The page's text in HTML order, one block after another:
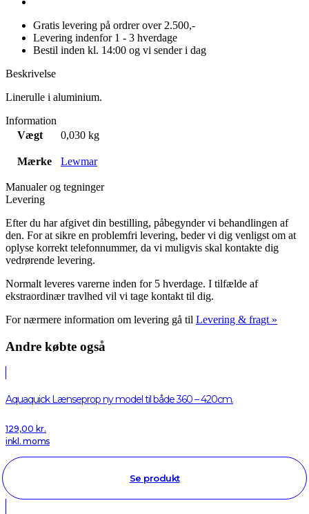
Gratis levering på ordrer over 2.500,-
Levering indenfor 1 - 3 hverdage
Bestil inden kl. 14:00 og vi sender i dag
Beskrivelse
Linerulle i aluminium.
Information
Vægt
0,030 kg
Mærke Lewmar
Manualer og tegninger
Levering
Efter du har afgivet din bestilling, påbegynder vi behandlingen af
den. For at sikre en problemfri levering, beder vi dig venligst om at
oplyse korrekt telefonnummer, da vi muligvis skal kontakte dig
vedrørende levering.
Normalt leveres varerne inden for 5 hverdage. I tilfælde af
ekstraordinær travlhed vil vi tage kontakt til dig.
For nærmere information om levering gå til Levering & fragt »
Andre købte også
Aquaquick Lænseprop ny model til både 360 – 420cm.
129,00 kr.
inkl. moms
Se produkt